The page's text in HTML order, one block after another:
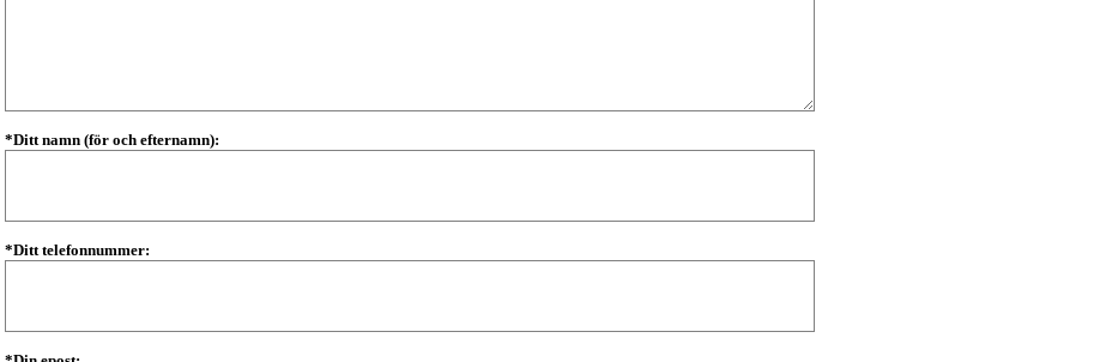
*Ditt namn (för och efternamn):
*Ditt telefonnummer: